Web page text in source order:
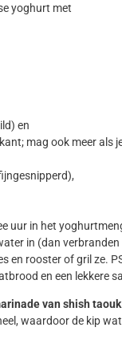
yoghurt met
en
mag ook meer als
uur in het
in (dan verbranden
en rooster of gril ze.
en een lekkere
van shish taouk
waardoor de kip